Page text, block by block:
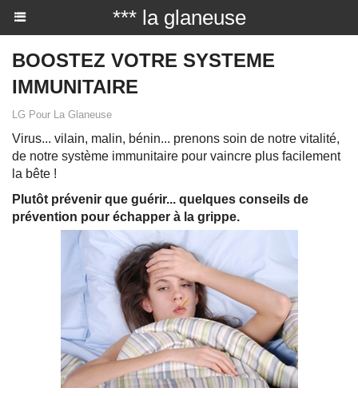
*** la glaneuse
BOOSTEZ VOTRE SYSTEME
IMMUNITAIRE
LG Pour La Glaneuse
Virus... vilain, malin, bénin... prenons soin de notre vitalité,
de notre système immunitaire pour vaincre plus facilement
la bête !
Plutôt prévenir que guérir... quelques conseils de
prévention pour échapper à la grippe.